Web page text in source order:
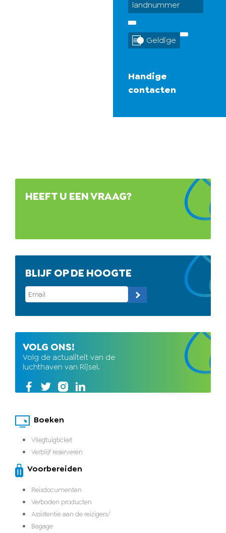
landnummer
Geldige
Handige
contacten
HEEFT U EEN VRAAG?
BLIJF OP DE HOOGTE
VOLG ONS!
Volg de actualiteit van de
luchthaven van Rijsel.
Boeken
Vliegtuigticket
Verblijf reserveren
Voorbereiden
Reisdocumenten
Verboden producten
Assistentie aan de reizigers/
Bagage